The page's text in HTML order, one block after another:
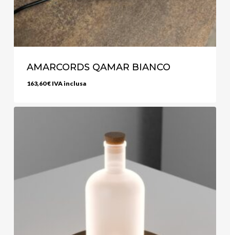
AMARCORDS QAMAR BIANCO
163,60€ IVA inclusa